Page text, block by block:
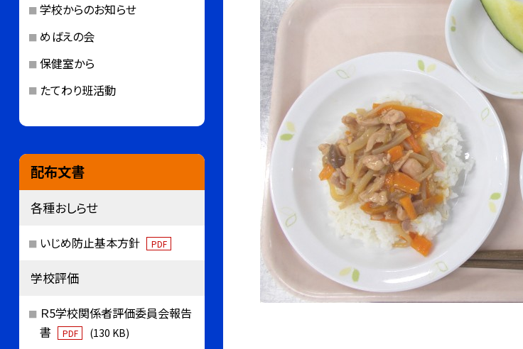
学校からのお知らせ
めばえの会
保健室から
たてわり班活動
配布文書
各種おしらせ
いじめ防止基本方針 PDF
学校評価
Ｒ5学校関係者評価委員会報告
書
PDF (130 KB)